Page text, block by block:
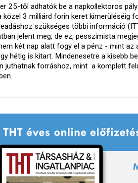
25-től adhatók be a napkollektoros
közel 3 milliárd forin keret kimerüléséig
szükséges többi információ
jelent meg, de ez, pesszimista
két nap alatt fogy el a pénz - mint
hétig is kitart. Mindenesetre a kisebb
juthatnak forráshoz, mint a komplett